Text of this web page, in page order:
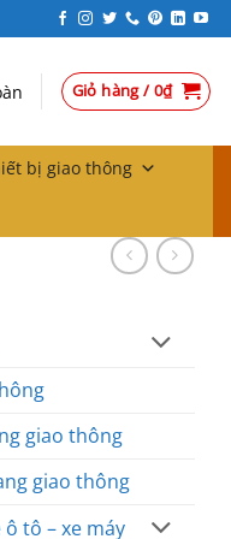
Giỏ hàng /0₫
bị giao thông
giao thông
giao thông
ô tô – xe máy